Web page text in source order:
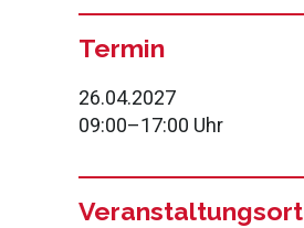
Termin
26.04.2027
09:00–17:00 Uhr
Veranstaltungsort